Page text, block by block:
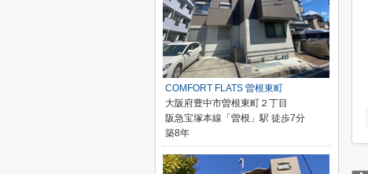
COMFORT FLATS 曽根東町
大阪府豊中市曽根東町２丁目
阪急宝塚本線「曽根」駅 徒歩7分
築8年